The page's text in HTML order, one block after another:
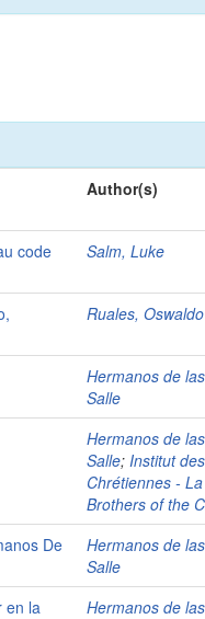
Author(s)
code
Salm, Luke
Ruales, Oswaldo
Hermanos de
Salle
Hermanos de
Salle; Institut
Chrétiennes -
Brothers of the
De
Hermanos de
Salle
en la
Hermanos de